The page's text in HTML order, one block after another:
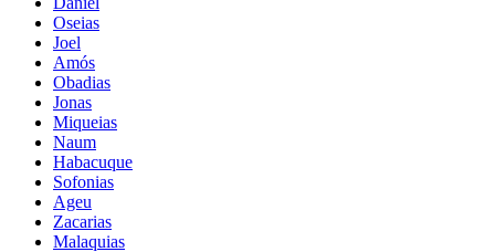
Oseias
Joel
Amós
Obadias
Jonas
Miqueias
Naum
Habacuque
Sofonias
Ageu
Zacarias
Malaquias